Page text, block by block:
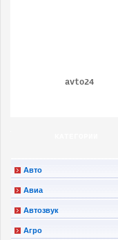
avto24
Авто
Авиа
Автозвук
Агро